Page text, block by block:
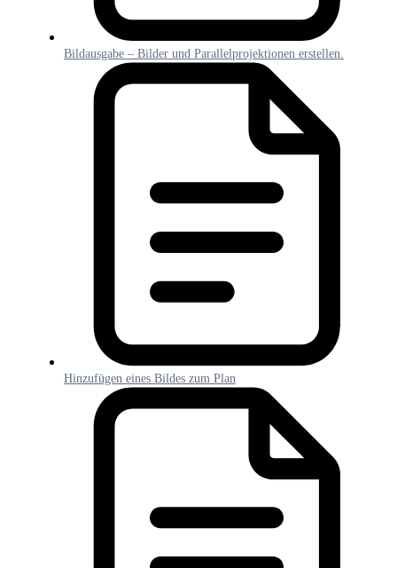
Bildausgabe – Bilder und Parallelprojektionen erstellen.
Hinzufügen eines Bildes zum Plan